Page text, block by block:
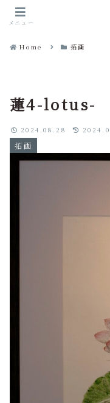
Home 拓画
蓮4-lotus-
拓画
2024.08.28
メニュー